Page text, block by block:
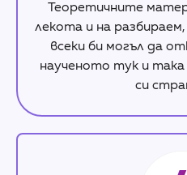
Теоретичните
лекота и на разбираем,
всеки би могъл да
наученото тук и
си